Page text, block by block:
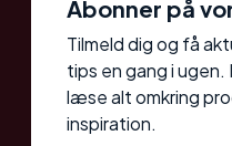
Abonner på
Tilmeld dig og få
tips en gang i
læse alt omkring
inspiration.